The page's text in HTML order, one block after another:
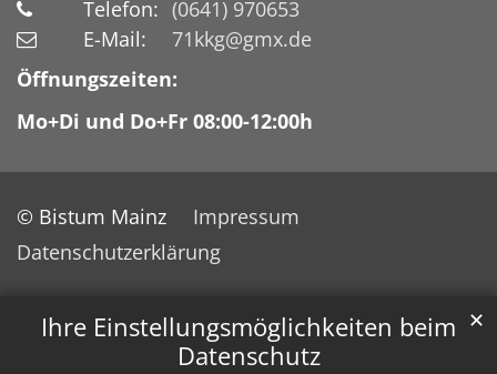
Ihre Einstellungsmöglichkeiten beim
Datenschutz
✕
Telefon: (0641) 970653
E-Mail:
71kkg@gmx.de
Öffnungszeiten:
Mo+Di und Do+Fr 08:00-12:00h
© Bistum Mainz
Impressum
Datenschutzerklärung